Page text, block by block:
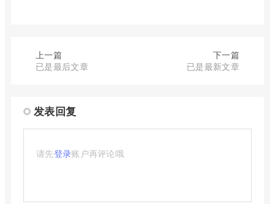
上一篇
已是最后文章
下一篇
已是最新文章
发表回复
请先登录账户再评论哦